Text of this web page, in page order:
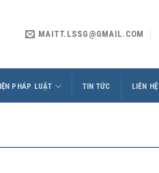
MAITT.LSSG@GMAIL.COM
PHÁP LUẬT TIN TỨC LIÊN HỆ